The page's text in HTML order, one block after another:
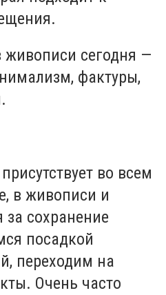
сегодня —
фактуры,
во всем
в живописи и
сохранение
посадкой
переходим на
Очень часто